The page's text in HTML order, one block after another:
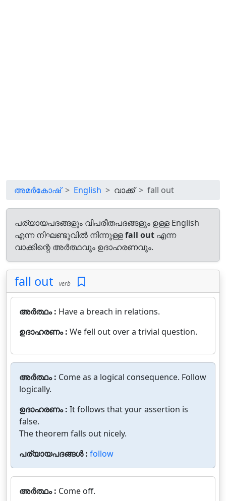
അമർകോഷ് English വാക്ക് fall out
പര്യായപദങ്ങളും വിപരീതപദങ്ങളും ഉള്ള English
എന്ന നിഘണ്ടുവിൽ നിന്നുള്ളfall out എന്ന
വാക്കിന്റെ അർത്ഥവും ഉദാഹരണവും.
fall out verb
അർത്ഥം : Have a breach in relations.
ഉദാഹരണം : We fell out over a trivial question.
അർത്ഥം : Come as a logical consequence. Follow
logically.
ഉദാഹരണം : It follows that your assertion is
false.
The theorem falls out nicely.
പര്യായപദങ്ങൾ : follow
അർത്ഥം : Come off.